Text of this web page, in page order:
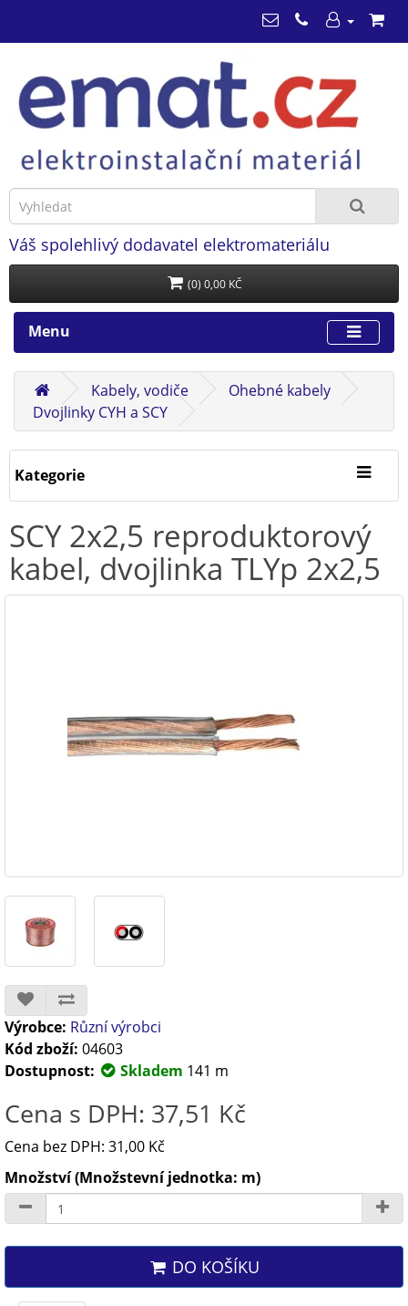
Váš spolehlivý dodavatel elektromateriálu
(0) 0,00 KČ
Menu
Kabely, vodiče
Ohebné kabely
Dvojlinky CYH a SCY
Kategorie
SCY 2x2,5 reproduktorový
kabel, dvojlinka TLYp 2x2,5
Výrobce: Různí výrobci
Kód zboží: 04603
Dostupnost:
Skladem 141 m
Cena s DPH: 37,51 Kč
Cena bez DPH: 31,00 Kč
Množství (Množstevní jednotka: m)
DO KOŠÍKU